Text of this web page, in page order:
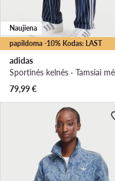
papildoma -10% Kodas: LAST
Naujiena
adidas
79,99€